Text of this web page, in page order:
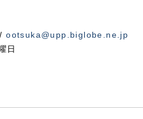
/ootsuka@upp.biglobe.ne.jp
日